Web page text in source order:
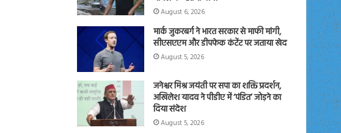
August 6, 2026
मार्क जुकरबर्ग ने भारत सरकार से माफी मांगी,
सीएसएएम और डीपफेक कंटेंट पर जताया खेद
August 5, 2026
जनेश्वर मिश्र जयंती पर सपा का शक्ति प्रदर्शन,
अखिलेश यादव ने पीडीए में ‘पंडित’ जोड़ने का
दिया संदेश
August 5, 2026